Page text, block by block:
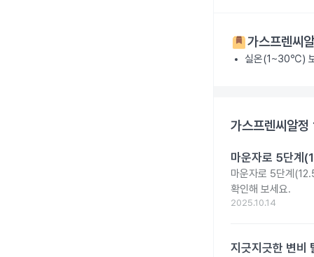
가스프렌씨
실온(1~30℃)
가스프렌씨알
마운자로 5단계
마운자로 5단계
확인해 보세요.
2025.10.14
지긋지긋한 변비